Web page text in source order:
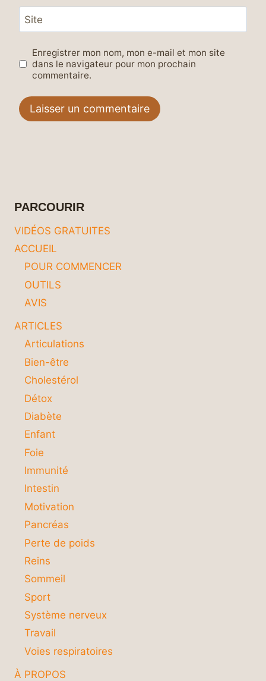
Site
Enregistrer mon nom, mon e-mail et mon site
dans le navigateur pour mon prochain
commentaire.
PARCOURIR
VIDÉOS GRATUITES
ACCUEIL
POUR COMMENCER
OUTILS
AVIS
ARTICLES
Articulations
Bien-être
Cholestérol
Détox
Diabète
Enfant
Foie
Immunité
Intestin
Motivation
Pancréas
Perte de poids
Reins
Sommeil
Sport
Système nerveux
Travail
Voies respiratoires
À PROPOS